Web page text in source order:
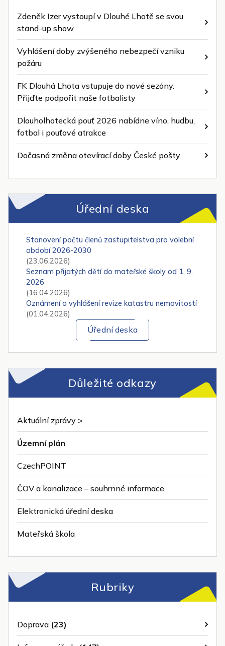
Zdeněk Izer vystoupí v Dlouhé Lhotě se svou
stand-up show
Vyhlášení doby zvýšeného nebezpečí vzniku
požáru
FK Dlouhá Lhota vstupuje do nové sezóny.
Přijďte podpořit naše fotbalisty
Dlouholhotecká pouť 2026 nabídne víno, hudbu,
fotbal i pouťové atrakce
Dočasná změna otevírací doby České pošty
Úřední deska
Stanovení počtu členů zastupitelstva pro volební
období 2026-2030
(23.06.2026)
Seznam přijatých dětí do mateřské školy od 1. 9.
2026
(16.04.2026)
Oznámení o vyhlášení revize katastru nemovitostí
(01.04.2026)
Úřední deska
Důležité odkazy
Aktuální zprávy >
Územní plán
CzechPOINT
ČOV a kanalizace – souhrnné informace
Elektronická úřední deska
Mateřská škola
Rubriky
Doprava (23)